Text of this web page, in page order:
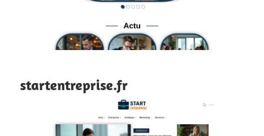
startentreprise.fr